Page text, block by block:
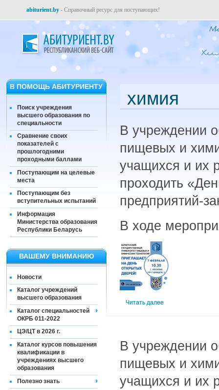
abiturient.by - Справочный ресурс для поступающих!
В ПОМОЩЬ АБИТУРИЕНТУ
Поиск учреждения
высшего образования по
специальности
Сравнение своих
показателей с
прошлогодними
проходными баллами
Поступающим на целевые
места
Поступающим без
вступительных испытаний
Информация
Министерства образования
Республики Беларусь
ВАШЕМУ ВНИМАНИЮ
Новости
Каталог учреждений
высшего образования
Каталог специальностей
ОКРБ 011-2022
ЦЭ/ЦТ в 2026 г.
Каталог курсов повышения
квалификации в
учреждениях высшего
образования
Полезно знать
химия
В учреждении
пищевых и
учащихся и их
проходить
предприятий-
В ходе
Читать далее
В учреждении
пищевых и
учащихся и их